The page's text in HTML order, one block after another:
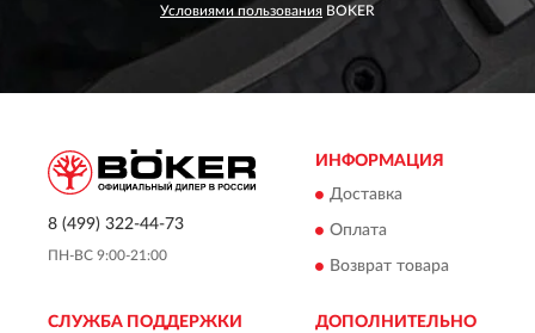
Условиями пользования BOKER
8 (499) 322-44-73
ПН-ВС 9:00-21:00
ИНФОРМАЦИЯ
Доставка
Оплата
Возврат товара
СЛУЖБА ПОДДЕРЖКИ ДОПОЛНИТЕЛЬНО